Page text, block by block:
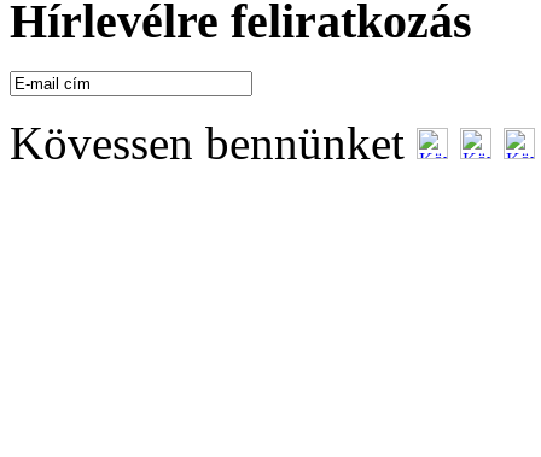
Hírlevélre feliratkozás
Kövessen bennünket